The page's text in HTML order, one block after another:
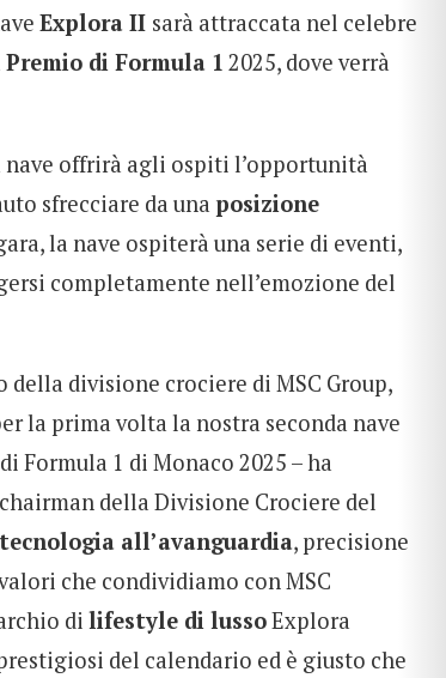
Explora II sarà attraccata nel celebre
Premio di Formula 1 2025, dove verrà
offrirà agli ospiti l’opportunità
sfrecciare da una posizione
la nave ospiterà una serie di eventi,
completamente nell’emozione del
della divisione crociere di MSC Group,
la prima volta la nostra seconda nave
Formula 1 di Monaco 2025 – ha
della Divisione Crociere del
tecnologia all’avanguardia, precisione
che condividiamo con MSC
di lifestyle di lussoExplora
del calendario ed è giusto che